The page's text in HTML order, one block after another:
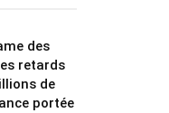
des
retards
de
portée